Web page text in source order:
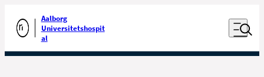
Gå til forsiden
Aalborg
Universitetshospit
al
Åben
Udfør søgning
Tilbage